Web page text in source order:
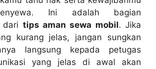
Ini adalah bagian
dari tips aman sewa mobil. Jika
kurang jelas, jangan sungkan
langsung kepada petugas
yang jelas di awal akan